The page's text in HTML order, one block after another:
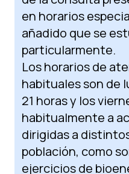
en horarios
añadido que se
particularmente.
Los horarios de
habituales son de
21 horas y los
habitualmente a
dirigidas a
población, como
ejercicios de